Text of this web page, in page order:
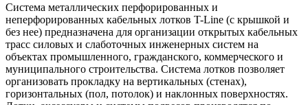
Система металлических перфорированных и
неперфорированных кабельных лотков T-Line (с крышкой и
без нее) предназначена для организации открытых кабельных
трасс силовых и слаботочных инженерных систем на
объектах промышленного, гражданского, коммерческого и
муниципального строительства. Система лотков позволяет
организовать прокладку на вертикальных (стенах),
горизонтальных (пол, потолок) и наклонных поверхностях.